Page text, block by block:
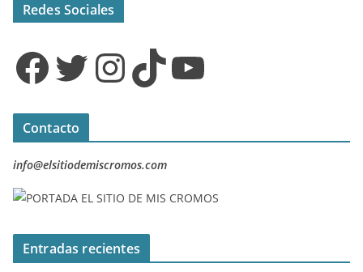
Redes Sociales
Facebook Twitter InstagramTikTok YouTube
Contacto
info@elsitiodemiscromos.com
Entradas recientes